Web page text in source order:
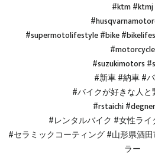
#ktm #ktmj
#supermotolifestyle #bike
#motorcycle
#suzukimotors
#新車 #納車 #
#バイクが好きな人と
#rstaichi
#レンタルバイク #女性ラ
#セラミックコーティング #山形県酒
ラー